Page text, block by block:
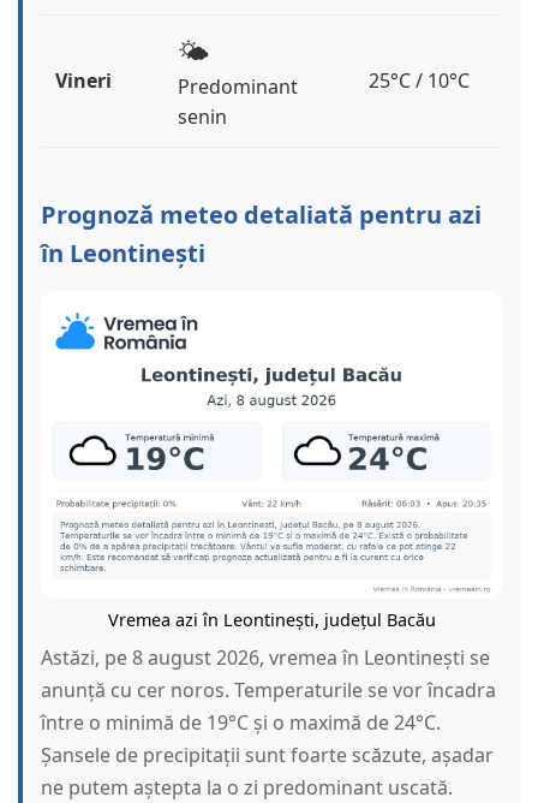
Vineri
🌤️
Predominant
senin
25°C / 10°C
Prognoză meteo detaliată pentru azi
în Leontinești
Vremea azi în Leontinești, județul Bacău
Astăzi, pe 8 august 2026, vremea în Leontinești se
anunță cu cer noros. Temperaturile se vor încadra
între o minimă de 19°C și o maximă de 24°C.
Șansele de precipitații sunt foarte scăzute, așadar
ne putem aștepta la o zi predominant uscată.